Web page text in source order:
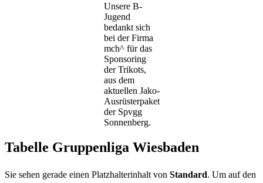
Unsere B-
Jugend
bedankt sich
bei der Firma
mch^ für das
Sponsoring
der Trikots,
aus dem
aktuellen Jako-
Ausrüsterpaket
der Spvgg
Sonnenberg.
Tabelle Gruppenliga Wiesbaden
Sie sehen gerade einen Platzhalterinhalt von Standard. Um auf den